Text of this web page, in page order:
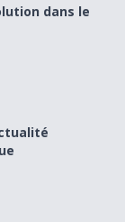
dans le